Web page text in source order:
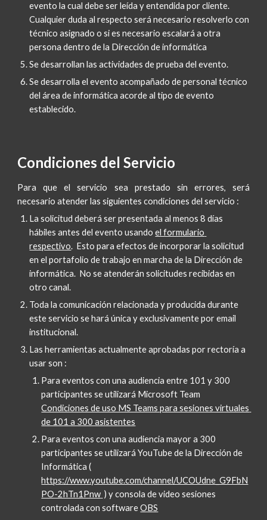
evento la cual debe ser leída y entendida por cliente.
Cualquier duda al respecto será necesario resolverlo con
técnico asignado o si es necesario escalará a otra
persona dentro de la Dirección de informática
Se desarrollan las actividades de prueba del evento.
Se desarrolla el evento acompañado de personal técnico
del área de informática acorde al tipo de evento
establecido.
Condiciones del Servicio
Para que el servicio sea prestado sin errores, será
necesario atender las siguientes condiciones del servicio :
La solicitud deberá ser presentada al menos 8 días
hábiles antes del evento usando el formulario
respectivo.  Esto para efectos de incorporar la solicitud
en el portafolio de trabajo en marcha de la Dirección de
informática.  No se atenderán solicitudes recibidas en
otro canal.
Toda la comunicación relacionada y producida durante
este servicio se hará única y exclusivamente por email
institucional.
Las herramientas actualmente aprobadas por rectoría a
usar son :
Para eventos con una audiencia entre 101 y 300
participantes se utilizará Microsoft Team
Condiciones de uso MS Teams para sesiones virtuales
de 101 a 300 asistentes
Para eventos con una audiencia mayor a 300
participantes se utilizará YouTube de la Dirección de
Informática (
https://www.youtube.com/channel/UCOUdne_G9FbN
PO-2hTn1Pnw ) y consola de video sesiones
controlada con software OBS